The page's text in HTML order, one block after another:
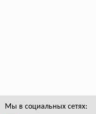
Мы в социальных сетях: